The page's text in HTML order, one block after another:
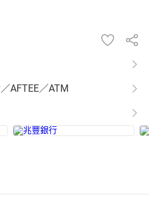
AFTEE／ATM